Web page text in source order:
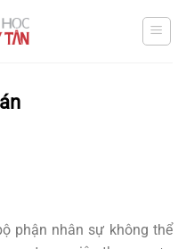
phận nhân sự không thể